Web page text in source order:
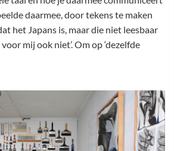
daarmee, door tekens te maken
het Japans is, maar die niet leesbaar
mij ook niet’. Om op ‘dezelfde